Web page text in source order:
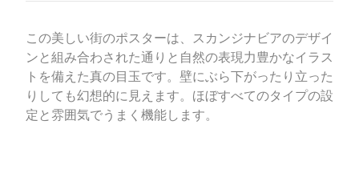
この美しい街のポスターは、スカンジナビアのデザイ
ンと組み合わされた通りと自然の表現力豊かなイラス
トを備えた真の目玉です。壁にぶら下がったり立った
りしても幻想的に見えます。ほぼすべてのタイプの設
定と雰囲気でうまく機能します。